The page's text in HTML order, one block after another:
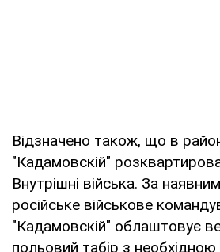
Відзначено також, що в
"Кадамовскій"
Внутрішні війська. За
російське військове
"Кадамовскій" облаштовує
польовий табір з необхідною